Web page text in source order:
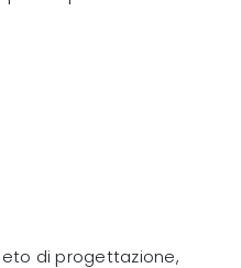
di progettazione,